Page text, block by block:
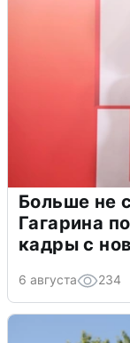
Больше не
Гагарина
кадры с
6 августа 234